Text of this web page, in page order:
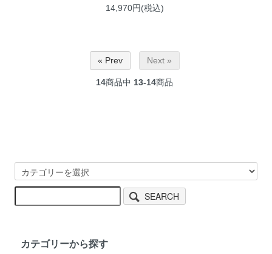
14,970円(税込)
« Prev Next »
14商品中 13-14商品
SEARCH
カテゴリーから探す